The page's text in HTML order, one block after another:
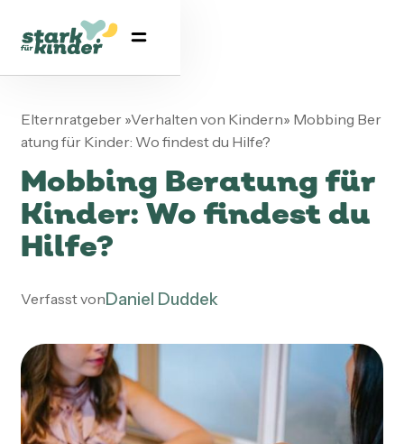
Elternratgeber »Verhalten von Kindern» Mobbing Ber
atung für Kinder: Wo findest du Hilfe?
Mobbing Beratung für
Kinder: Wo findest du
Hilfe?
Verfasst vonDaniel Duddek